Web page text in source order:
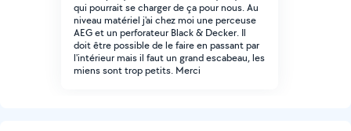
qui pourrait se charger de ça pour nous. Au
niveau matériel j'ai chez moi une perceuse
AEG et un perforateur Black & Decker. Il
doit être possible de le faire en passant par
l'intérieur mais il faut un grand escabeau, les
miens sont trop petits. Merci